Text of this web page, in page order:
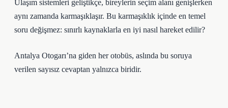
Ulaşım sistemleri geliştikçe, bireylerin seçim alanı genişlerken
aynı zamanda karmaşıklaşır. Bu karmaşıklık içinde en temel
soru değişmez: sınırlı kaynaklarla en iyi nasıl hareket edilir?
Antalya Otogarı’na giden her otobüs, aslında bu soruya
verilen sayısız cevaptan yalnızca biridir.